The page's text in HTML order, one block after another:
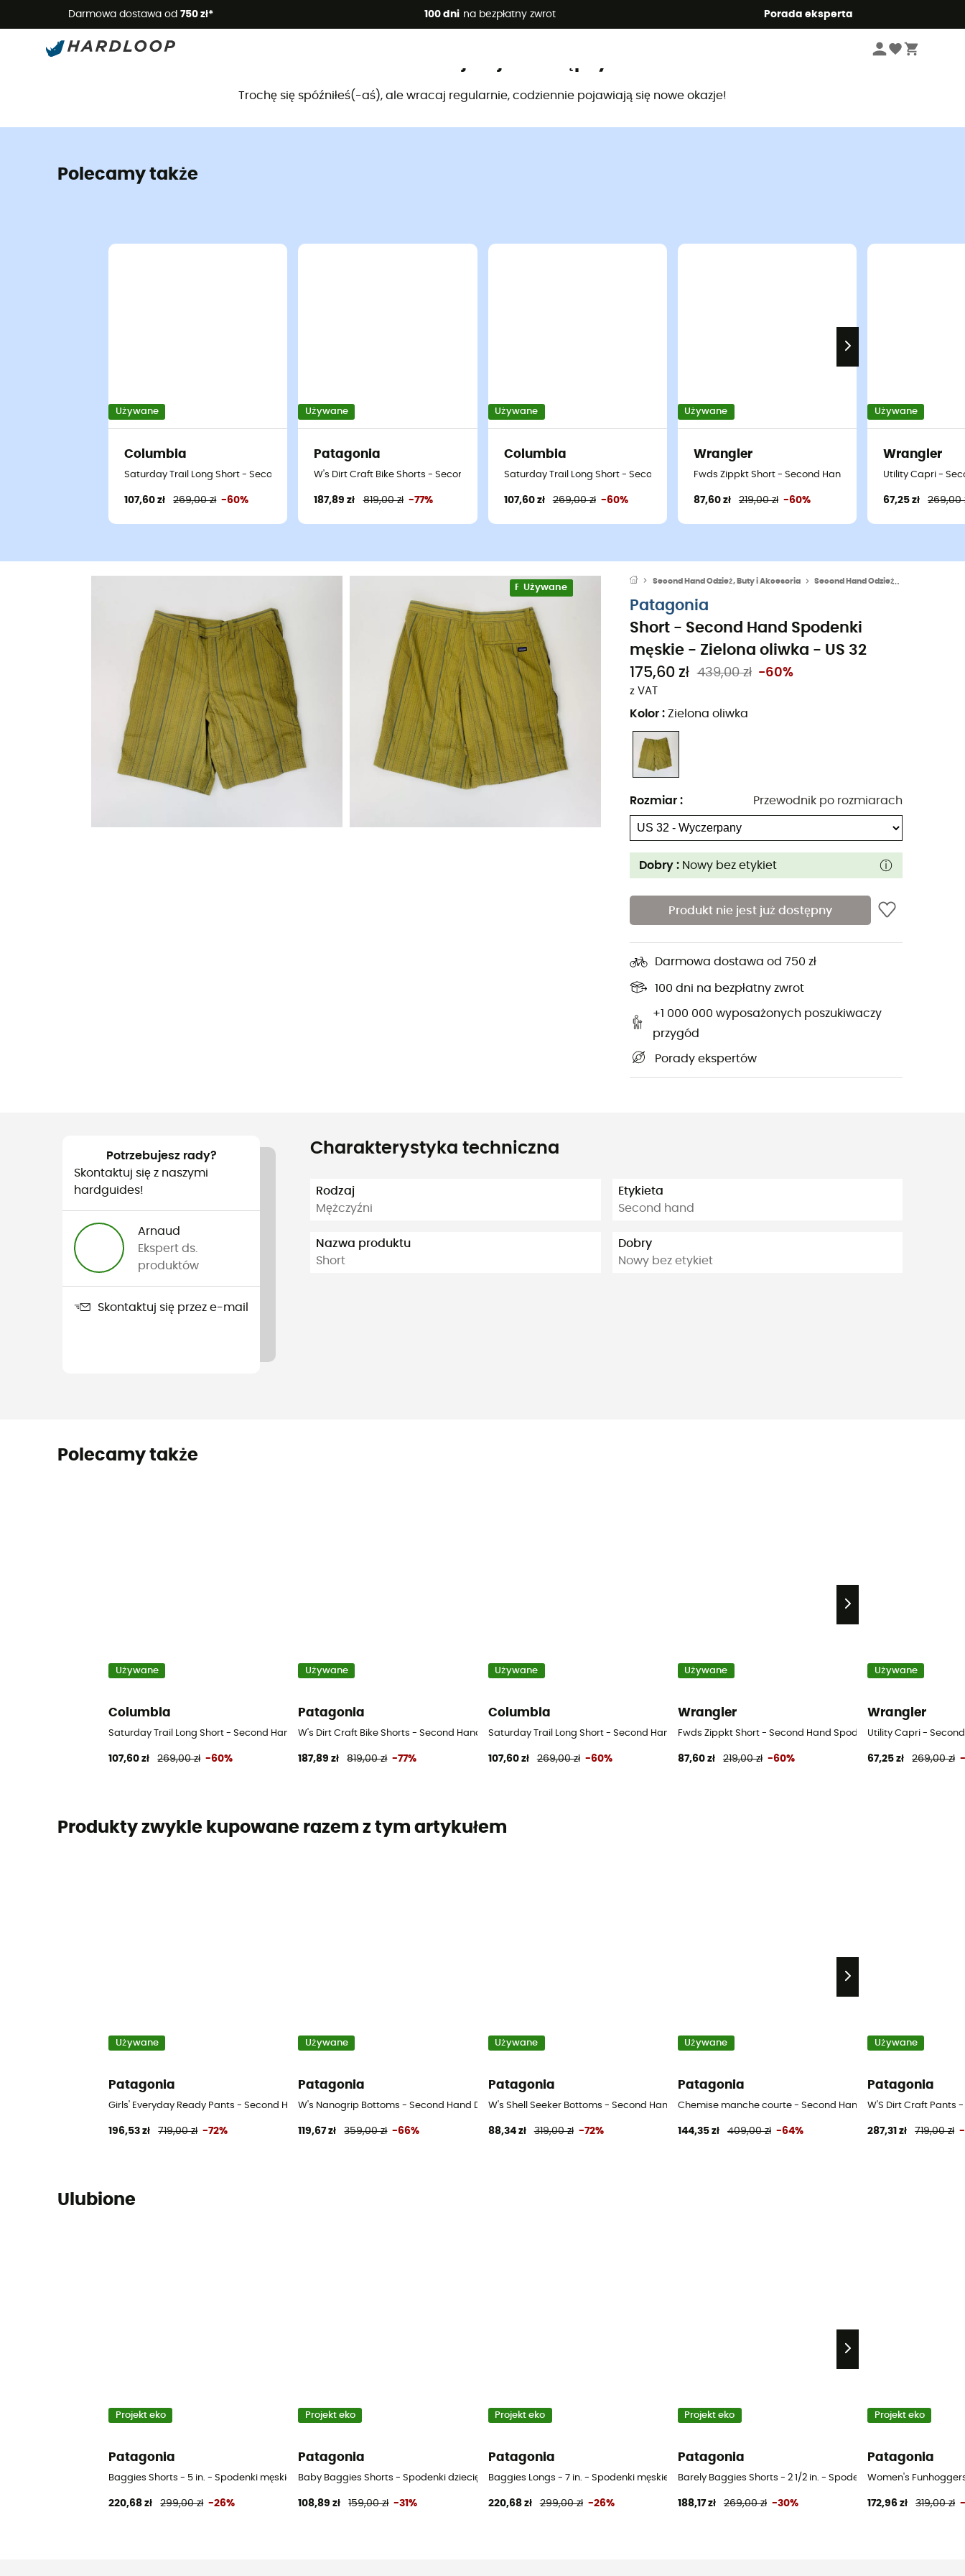
Darmowa dostawa od 750 zł* 100 dni na bezpłatny zwrot Porada eksperta
Letnie promocje 🔥 -5% DODATKOWO przy zakupie 2 produktów*, kod Summer5
Trochę się spóźniłeś(-aś), ale wracaj regularnie, codziennie pojawiają się nowe okazje!
Polecamy także
Używane
Columbia
Saturday Trail Long Short - Second Hand Spodenki damskie - Bleu - US 4 - Short
107,60 zł 269,00 zł -60%
Używane
Patagonia
W's Dirt Craft Bike Shorts - Second Hand Spodenki damskie - Fioletowy - 36
187,89 zł 819,00 zł -77%
Używane
Columbia
Saturday Trail Long Short - Second Hand Spodenki damskie - Bleu - US 4 - Short
107,60 zł 269,00 zł -60%
Używane
Wrangler
Fwds Zippkt Short - Second Hand Spodenki damskie -
87,60 zł 219,00 zł -60%
Używane
Wrangler
Utility Capri -
67,25 zł 269,00
Projekt eko
Używane
Second Hand Odzież, Buty i Akcesoria Second Hand Odzież
Patagonia
Short - Second Hand Spodenki
męskie - Zielona oliwka - US 32
175,60 zł 439,00 zł -60%
z VAT
Kolor : Zielona oliwka
Rozmiar : Przewodnik po rozmiarach
Dobry : Nowy bez etykiet
Produkt nie jest już dostępny
Darmowa dostawa od 750 zł
100 dni na bezpłatny zwrot
+1 000 000 wyposażonych poszukiwaczy
przygód
Porady ekspertów
Potrzebujesz rady?
Skontaktuj się z naszymi
hardguides!
Arnaud
Ekspert ds.
produktów
Skontaktuj się przez e-mail
Charakterystyka techniczna
Rodzaj
Mężczyźni
Nazwa produktu
Short
Etykieta
Second hand
Dobry
Nowy bez etykiet
Polecamy także
Używane
Columbia
Saturday Trail Long Short - Second Hand Spodenki damskie - Bleu - US 4 - Short
107,60 zł 269,00 zł -60%
Używane
Patagonia
W's Dirt Craft Bike Shorts - Second Hand Spodenki damskie - Fioletowy - 36
187,89 zł 819,00 zł -77%
Używane
Columbia
Saturday Trail Long Short - Second Hand Spodenki damskie - Bleu - US 4 - Short
107,60 zł 269,00 zł -60%
Używane
Wrangler
Fwds Zippkt Short - Second Hand Spodenki damskie - Czarny
87,60 zł 219,00 zł -60%
Używane
Wrangler
Utility Capri -
67,25 zł 269,00 zł
Produkty zwykle kupowane razem z tym artykułem
Używane
Patagonia
Girls' Everyday Ready Pants - Second Hand Spodnie narciarskie dziecięce - Multicolore - M
196,53 zł 719,00 zł -72%
Używane
Patagonia
W's Nanogrip Bottoms - Second Hand Dół od bikini - Różowy - S
119,67 zł 359,00 zł -66%
Używane
Patagonia
W's Shell Seeker Bottoms - Second Hand Dół od bikini - Niebieski - S
88,34 zł 319,00 zł -72%
Używane
Patagonia
Chemise manche courte - Second Hand Koszula dzieci -
144,35 zł 409,00 zł -64%
Używane
Patagonia
W'S Dirt Craft Pants
287,31 zł 719,00 zł -
Ulubione
Projekt eko
Patagonia
Baggies Shorts - 5 in. - Spodenki męskie
220,68 zł 299,00 zł -26%
Projekt eko
Patagonia
Baby Baggies Shorts - Spodenki dziecięce
108,89 zł 159,00 zł -31%
Projekt eko
Patagonia
Baggies Longs - 7 in. - Spodenki męskie
220,68 zł 299,00 zł -26%
Projekt eko
Patagonia
Barely Baggies Shorts - 2 1/2 in. - Spodenki damskie
188,17 zł 269,00 zł -30%
Projekt eko
Patagonia
Women's
172,96 zł 319,00 zł